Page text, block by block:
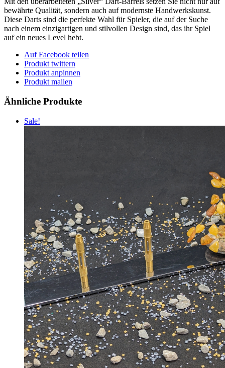
bewährte Qualität, sondern auch auf modernste Handwerkskunst.
Diese Darts sind die perfekte Wahl für Spieler, die auf der Suche
nach einem einzigartigen und stilvollen Design sind, das ihr Spiel
auf ein neues Level hebt.
Auf Facebook teilen
Produkt twittern
Produkt anpinnen
Produkt mailen
Ähnliche Produkte
Sale!